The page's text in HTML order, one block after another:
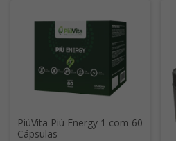
PiùVita Più Energy 1 com 60
Cápsulas